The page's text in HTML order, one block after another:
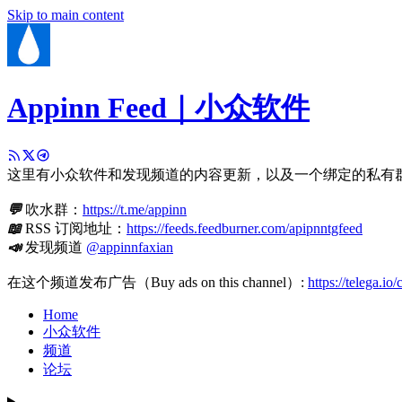
Skip to main content
Appinn Feed｜小众软件
这里有小众软件和发现频道的内容更新，以及一个绑定的私有
💬吹水群： https://t.me/appinn
📖RSS 订阅地址： https://feeds.feedburner.com/apipnntgfeed
📣发现频道 @appinnfaxian
在这个频道发布广告（Buy ads on this channel）: https://telega.io/
Home
小众软件
频道
论坛